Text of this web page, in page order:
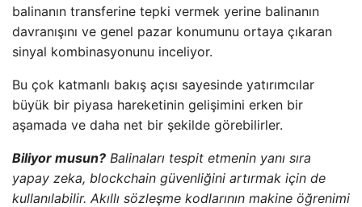
balinanın transferine tepki vermek yerine balinanın
davranışını ve genel pazar konumunu ortaya çıkaran
sinyal kombinasyonunu inceliyor.
Bu çok katmanlı bakış açısı sayesinde yatırımcılar
büyük bir piyasa hareketinin gelişimini erken bir
aşamada ve daha net bir şekilde görebilirler.
Biliyor musun? Balinaları tespit etmenin yanı sıra
yapay zeka, blockchain güvenliğini artırmak için de
kullanılabilir. Akıllı sözleşme kodlarının makine öğrenimi